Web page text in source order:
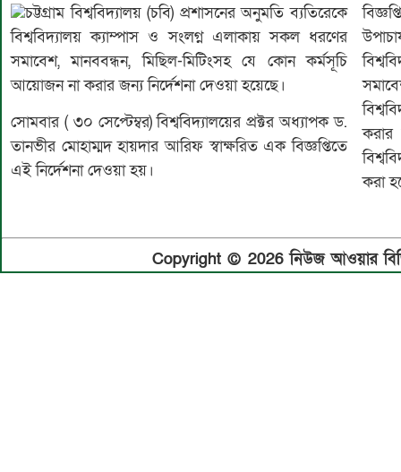
চট্টগ্রাম বিশ্ববিদ্যালয় (চবি) প্রশাসনের অনুমতি ব্যতিরেকে
বিশ্ববিদ্যালয় ক্যাম্পাস ও সংলগ্ন এলাকায় সকল ধরণের
সমাবেশ, মানববন্ধন, মিছিল-মিটিংসহ যে কোন কর্মসূচি
আয়োজন না করার জন্য নির্দেশনা দেওয়া হয়েছে।
সোমবার ( ৩০ সেপ্টেম্বর) বিশ্ববিদ্যালয়ের প্রক্টর অধ্যাপক ড.
তানভীর মোহাম্মদ হায়দার আরিফ স্বাক্ষরিত এক বিজ্ঞপ্তিতে
এই নির্দেশনা দেওয়া হয়।
করার
করা
Copyright © 2026 নিউজ আওয়ার